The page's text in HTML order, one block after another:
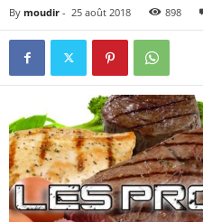
By moudir - 25 août 2018 898